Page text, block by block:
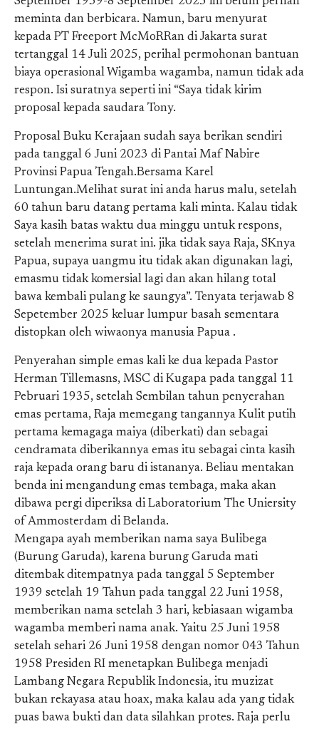
meminta dan berbicara. Namun, baru menyurat
kepada PT Freeport McMoRRan di Jakarta surat
tertanggal 14 Juli 2025, perihal permohonan bantuan
biaya operasional Wigamba wagamba, namun tidak ada
respon. Isi suratnya seperti ini “Saya tidak kirim
proposal kepada saudara Tony.
Proposal Buku Kerajaan sudah saya berikan sendiri
pada tanggal 6 Juni 2023 di Pantai Maf Nabire
Provinsi Papua Tengah.Bersama Karel
Luntungan.Melihat surat ini anda harus malu, setelah
60 tahun baru datang pertama kali minta. Kalau tidak
Saya kasih batas waktu dua minggu untuk respons,
setelah menerima surat ini. jika tidak saya Raja, SKnya
Papua, supaya uangmu itu tidak akan digunakan lagi,
emasmu tidak komersial lagi dan akan hilang total
bawa kembali pulang ke saungya”. Tenyata terjawab 8
Sepetember 2025 keluar lumpur basah sementara
distopkan oleh wiwaonya manusia Papua .
Penyerahan simple emas kali ke dua kepada Pastor
Herman Tillemasns, MSC di Kugapa pada tanggal 11
Pebruari 1935, setelah Sembilan tahun penyerahan
emas pertama, Raja memegang tangannya Kulit putih
pertama kemagaga maiya (diberkati) dan sebagai
cendramata diberikannya emas itu sebagai cinta kasih
raja kepada orang baru di istananya. Beliau mentakan
benda ini mengandung emas tembaga, maka akan
dibawa pergi diperiksa di Laboratorium The Uniersity
of Ammosterdam di Belanda.
Mengapa ayah memberikan nama saya Bulibega
(Burung Garuda), karena burung Garuda mati
ditembak ditempatnya pada tanggal 5 September
1939 setelah 19 Tahun pada tanggal 22 Juni 1958,
memberikan nama setelah 3 hari, kebiasaan wigamba
wagamba memberi nama anak. Yaitu 25 Juni 1958
setelah sehari 26 Juni 1958 dengan nomor 043 Tahun
1958 Presiden RI menetapkan Bulibega menjadi
Lambang Negara Republik Indonesia, itu muzizat
bukan rekayasa atau hoax, maka kalau ada yang tidak
puas bawa bukti dan data silahkan protes. Raja perlu